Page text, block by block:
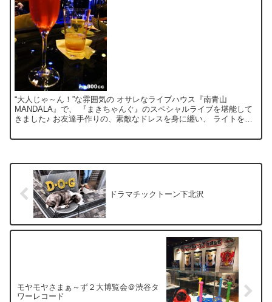
“大人じゃ～ん！”な雰囲気の オサレなライブハウス『南青山
MANDALA』で、 『まきちゃんぐ』のスペシャルライブを堪能して
きました♪ お友達手作りの、素敵なドレスを身に纏い、 ライトを浴
ドラマチックトーン下北沢
モヤモヤさまぁ～ず２大博覧会＠渋谷タ
ワーレコード